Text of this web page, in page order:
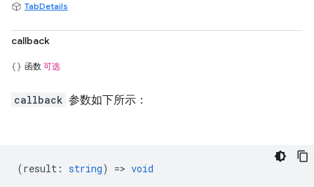
TabDetails
callback
函数 可选
callback 参数如下所示：
(result : string) => void